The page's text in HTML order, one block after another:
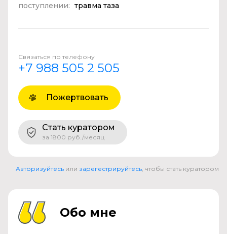
поступлении: травма таза
Связаться по телефону
+7 988 505 2 505
Пожертвовать
Стать куратором
за 1800 руб./месяц
Авторизуйтесь или зарегестрируйтесь, чтобы стать куратором
Обо мне